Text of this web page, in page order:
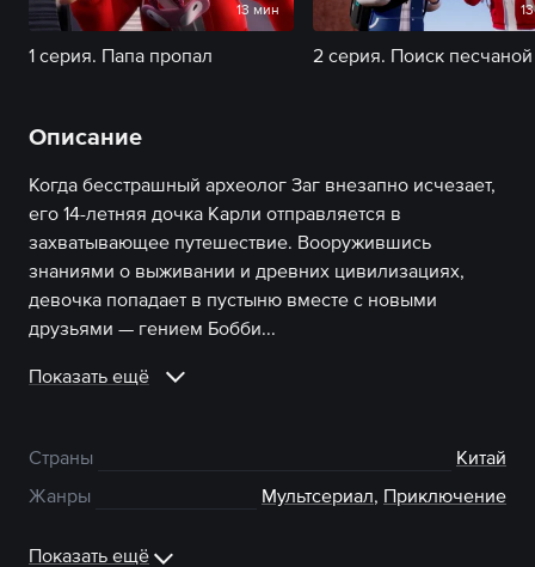
13 мин
1 серия. Папа пропал
Описание
Когда бесстрашный археолог Заг внезапно исчезает,
его 14-летняя дочка Карли отправляется в
захватывающее путешествие. Вооружившись
знаниями о выживании и древних цивилизациях,
девочка попадает в пустыню вместе с новыми
друзьями — гением Бобби...
Показать ещё
Страны
Китай
Жанры
Мультсериал, Приключение
Показать ещё